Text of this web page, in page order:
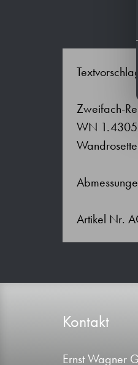
Zweifach-
WN
Artikel Nr.
Kontakt
Ernst Wagner